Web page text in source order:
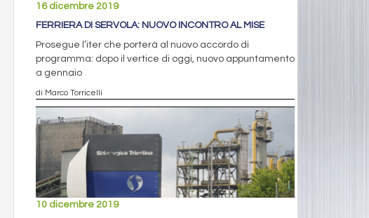
16 dicembre 2019
FERRIERA DI SERVOLA: NUOVO INCONTRO AL MISE
Prosegue l’iter che porterà al nuovo accordo di
programma: dopo il vertice di oggi, nuovo appuntamento
a gennaio
di Marco Torricelli
10 dicembre 2019